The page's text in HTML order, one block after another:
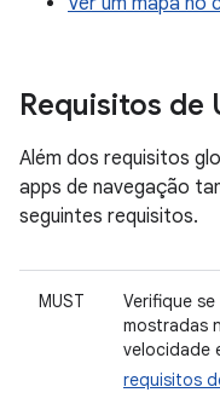
Requisitos de
Além dos requisitos
apps de navegação
seguintes requisitos.
MUST
Verifique
mostradas
velocidade
requisitos